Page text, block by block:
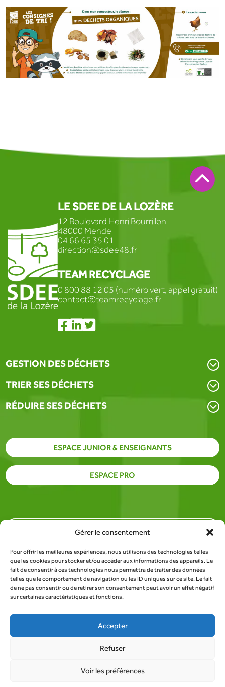
Gérer le consentement
Pour offrir les meilleures expériences, nous utilisons des technologies telles
que les cookies pour stocker et/ou accéder aux informations des appareils. Le
fait de consentir à ces technologies nous permettra de traiter des données
telles que le comportement de navigation ou les ID uniques sur ce site. Le fait
de ne pas consentir ou de retirer son consentement peut avoir un effet négatif
sur certaines caractéristiques et fonctions.
Accepter
Refuser
Voir les préférences
LE SDEE DE LA LOZÈRE
12 Boulevard Henri Bourrillon
48000 Mende
04 66 65 35 01
direction@sdee48.fr
TEAM RECYCLAGE
0 800 88 12 05 (numéro vert, appel gratuit)
contact@teamrecyclage.fr
GESTION DES DÉCHETS
TRIER SES DÉCHETS
RÉDUIRE SES DÉCHETS
ESPACE JUNIOR & ENSEIGNANTS
ESPACE PRO
SITE DU SDEE DE LA LOZÈRE
RESSOURCES
TROUVER UN POINT DE COLLECTE
Tous droits réservés au SDEE de la Lozère |
Politique de confidentialité